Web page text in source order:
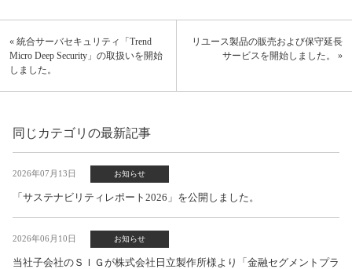
リユース製品の販売および保守延長
サービスを開始しました。 »
« 統合サーバセキュリティ「Trend
Micro Deep Security」の取扱いを開始
しました。
同じカテゴリの最新記事
2026年07月13日 お知らせ
「サステナビリティレポート2026」を公開しました。
2026年06月10日 お知らせ
当社子会社のＳＩＧが株式会社日立製作所様より「金融セグメントプラ